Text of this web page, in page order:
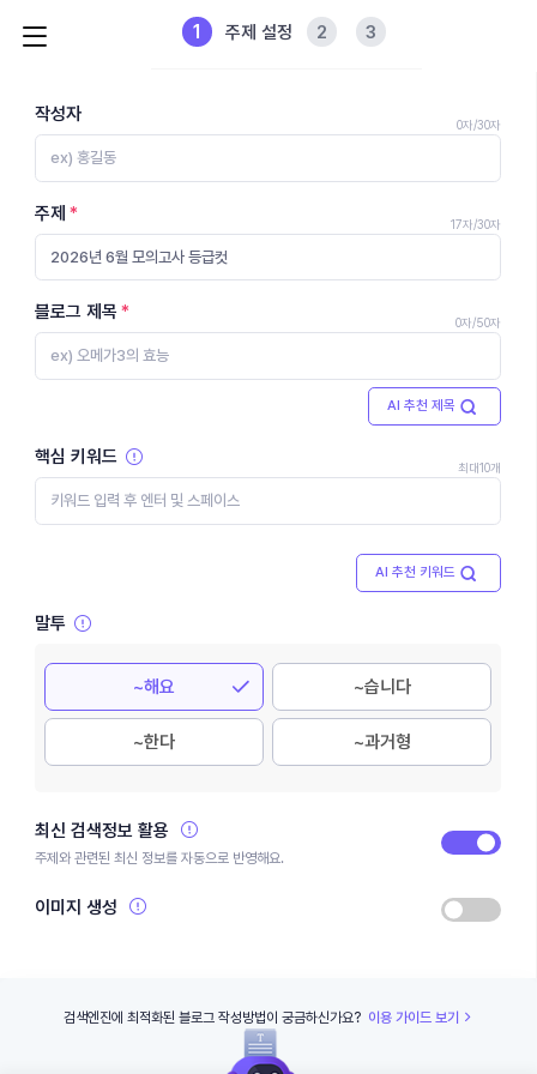
1 주제 설정 2 3
작성자 0자/30자
주제 17자/30자
블로그 제목 0자/50자
AI 추천 제목
핵심 키워드 최대10개
AI 추천 키워드
말투
~해요 ~습니다
~한다 ~과거형
최신 검색정보 활용
주제와 관련된 최신 정보를 자동으로 반영해요.
이미지 생성
검색엔진에 최적화된 블로그 작성방법이 궁금하신가요? 이용 가이드 보기